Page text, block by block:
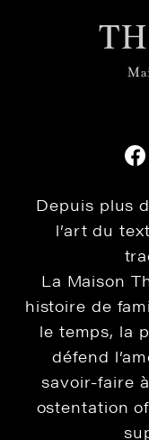
Depuis plus
l’art du
La Maison
histoire de
le temps, la
défend
savoir-faire
ostentation